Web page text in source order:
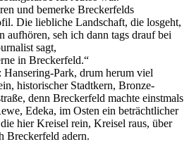
und bemerke Breckerfelds
Die liebliche Landschaft, die losgeht,
aufhören, seh ich dann tags drauf bei
sagt,
in Breckerfeld.“
Hansering-Park, drum herum viel
historischer Stadtkern, Bronze-
denn Breckerfeld machte einstmals
Edeka, im Osten ein beträchtlicher
hier Kreisel rein, Kreisel raus, über
Breckerfeld adern.